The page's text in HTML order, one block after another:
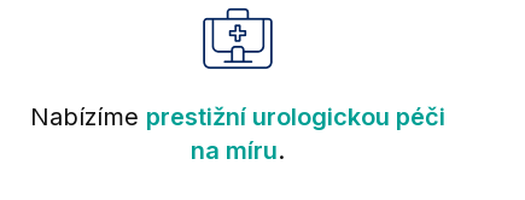
Nabízíme prestižní urologickou péči
na míru.